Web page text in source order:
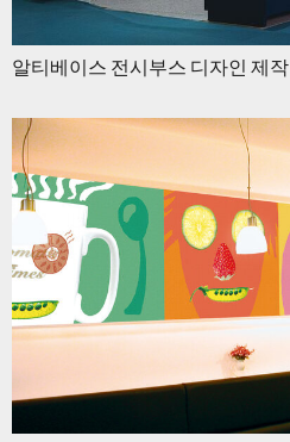
알티베이스 전시부스 디자인 제작